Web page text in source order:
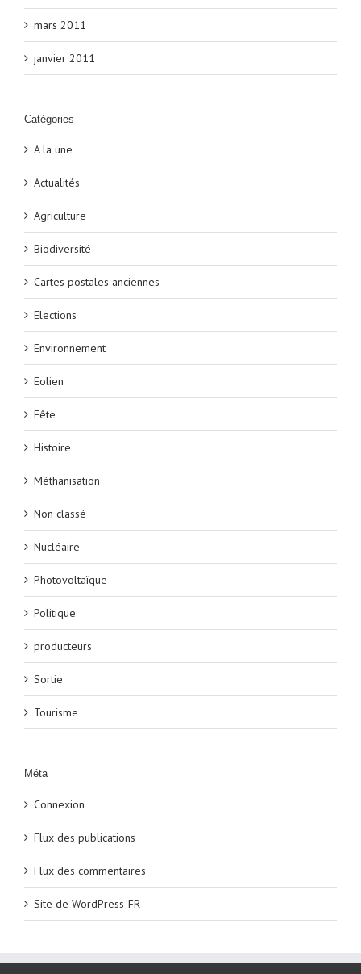
mars 2011
janvier 2011
Catégories
A la une
Actualités
Agriculture
Biodiversité
Cartes postales anciennes
Elections
Environnement
Eolien
Fête
Histoire
Méthanisation
Non classé
Nucléaire
Photovoltaïque
Politique
producteurs
Sortie
Tourisme
Méta
Connexion
Flux des publications
Flux des commentaires
Site de WordPress-FR